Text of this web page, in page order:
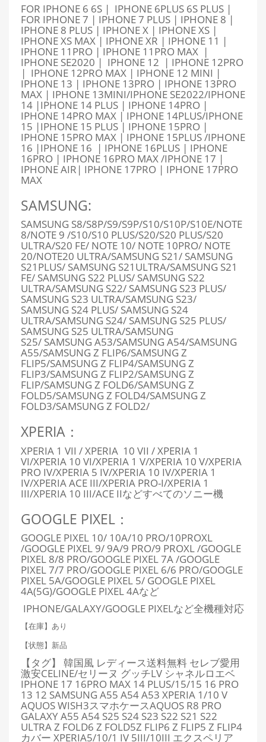
FOR IPHONE 6 6S | IPHONE 6PLUS 6S PLUS |
FOR IPHONE 7 | IPHONE 7 PLUS | IPHONE 8 |
IPHONE 8 PLUS | IPHONE X | IPHONE XS |
IPHONE XS MAX | IPHONE XR | IPHONE 11 |
IPHONE 11PRO | IPHONE 11PRO MAX |
IPHONE SE2020 | IPHONE 12 | IPHONE 12PRO
| IPHONE 12PRO MAX | IPHONE 12 MINI |
IPHONE 13 | IPHONE 13PRO | IPHONE 13PRO
MAX | IPHONE 13MINI/IPHONE SE2022/IPHONE
14 |IPHONE 14 PLUS | IPHONE 14PRO |
IPHONE 14PRO MAX | IPHONE 14PLUS/IPHONE
15 |IPHONE 15 PLUS | IPHONE 15PRO |
IPHONE 15PRO MAX | IPHONE 15PLUS /IPHONE
16 |IPHONE 16 | IPHONE 16PLUS | IPHONE
16PRO | IPHONE 16PRO MAX /IPHONE 17 |
IPHONE AIR| IPHONE 17PRO | IPHONE 17PRO
MAX
SAMSUNG:
SAMSUNG S8/S8P/S9/S9P/S10/S10P/S10E/NOTE
8/NOTE 9 /S10/S10 PLUS/S20/S20 PLUS/S20
ULTRA/S20 FE/ NOTE 10/ NOTE 10PRO/ NOTE
20/NOTE20 ULTRA/SAMSUNG S21/ SAMSUNG
S21PLUS/ SAMSUNG S21ULTRA/SAMSUNG S21
FE/ SAMSUNG S22 PLUS/ SAMSUNG S22
ULTRA/SAMSUNG S22/ SAMSUNG S23 PLUS/
SAMSUNG S23 ULTRA/SAMSUNG S23/
SAMSUNG S24 PLUS/ SAMSUNG S24
ULTRA/SAMSUNG S24/ SAMSUNG S25 PLUS/
SAMSUNG S25 ULTRA/SAMSUNG
S25/ SAMSUNG A53/SAMSUNG A54/SAMSUNG
A55/SAMSUNG Z FLIP6/SAMSUNG Z
FLIP5/SAMSUNG Z FLIP4/SAMSUNG Z
FLIP3/SAMSUNG Z FLIP2/SAMSUNG Z
FLIP/SAMSUNG Z FOLD6/SAMSUNG Z
FOLD5/SAMSUNG Z FOLD4/SAMSUNG Z
FOLD3/SAMSUNG Z FOLD2/
XPERIA：
XPERIA 1 VII / XPERIA 10 VII / XPERIA 1
VI/XPERIA 10 VI/XPERIA 1 V/XPERIA 10 V/XPERIA
PRO IV/XPERIA 5 IV/XPERIA 10 IV/XPERIA 1
IV/XPERIA ACE III/XPERIA PRO-I/XPERIA 1
III/XPERIA 10 III/ACE IIなどすべてのソニー機
GOOGLE PIXEL：
GOOGLE PIXEL 10/ 10A/10 PRO/10PROXL
/GOOGLE PIXEL 9/ 9A/9 PRO/9 PROXL /GOOGLE
PIXEL 8/8 PRO/GOOGLE PIXEL 7A /GOOGLE
PIXEL 7/7 PRO/GOOGLE PIXEL 6/6 PRO/GOOGLE
PIXEL 5A/GOOGLE PIXEL 5/ GOOGLE PIXEL
4A(5G)/GOOGLE PIXEL 4Aなど
IPHONE/GALAXY/GOOGLE PIXELなど全機種対応
【在庫】あり
【状態】新品
【タグ】 韓国風 レディース送料無料 セレブ愛用
激安CELINE/セリーヌ グッチLV シャネルロエベ
IPHONE 17 16PRO MAX 14 PLUS/15/15 16 PRO
13 12 SAMSUNG A55 A54 A53 XPERIA 1/10 V
AQUOS WISH3スマホケースAQUOS R8 PRO
GALAXY A55 A54 S25 S24 S23 S22 S21 S22
ULTRA Z FOLD6 Z FOLD5Z FLIP6 Z FLIP5 Z FLIP4
カバー XPERIA5/10/1 IV 5III/10III エクスペリア